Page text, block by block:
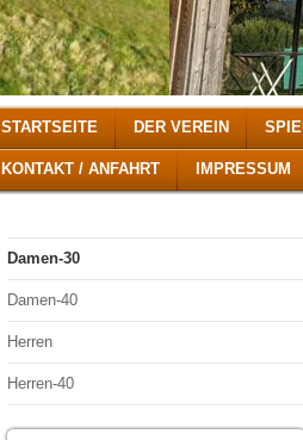
STARTSEITE DER VEREIN
KONTAKT / ANFAHRT IMPRESSUM
Damen-30
Damen-40
Herren
Herren-40